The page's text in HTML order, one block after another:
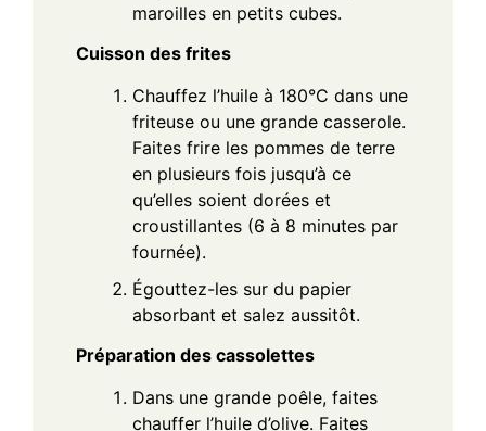
maroilles en petits cubes.
Cuisson des frites
Chauffez l’huile à 180°C dans une
friteuse ou une grande casserole.
Faites frire les pommes de terre
en plusieurs fois jusqu’à ce
qu’elles soient dorées et
croustillantes (6 à 8 minutes par
fournée).
Égouttez-les sur du papier
absorbant et salez aussitôt.
Préparation des cassolettes
Dans une grande poêle, faites
chauffer l’huile d’olive. Faites